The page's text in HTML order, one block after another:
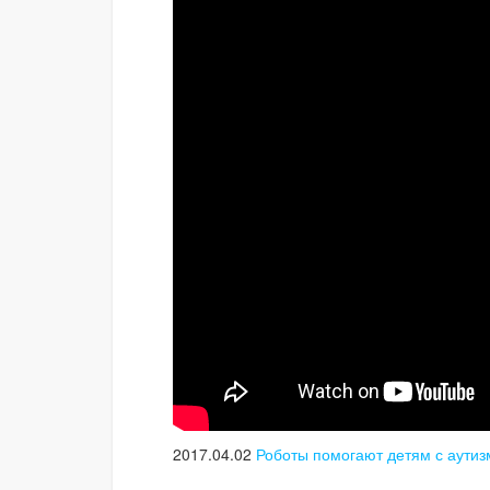
2017.04.02 Роботы помогают детям с